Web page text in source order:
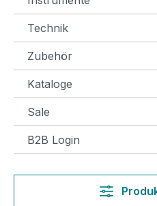
Technik
Zubehör
Kataloge
Sale
B2B Login